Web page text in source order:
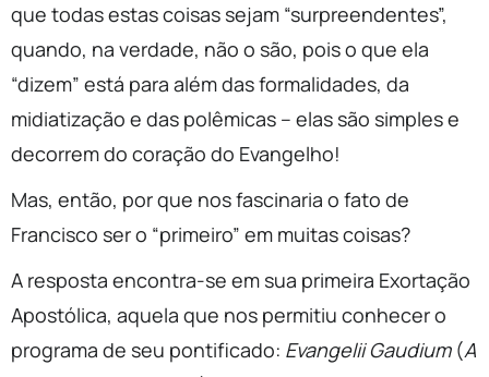
que todas estas coisas sejam “surpreendentes”,
quando, na verdade, não o são, pois o que ela
“dizem” está para além das formalidades, da
midiatização e das polêmicas – elas são simples e
decorrem do coração do Evangelho!
Mas, então, por que nos fascinaria o fato de
Francisco ser o “primeiro” em muitas coisas?
A resposta encontra-se em sua primeira Exortação
Apostólica, aquela que nos permitiu conhecer o
programa de seu pontificado: Evangelii Gaudium(A